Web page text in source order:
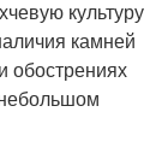
культуру
камней
обострениях